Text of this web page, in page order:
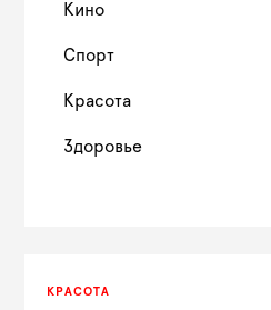
Кино
Спорт
Красота
Здоровье
КРАСОТА